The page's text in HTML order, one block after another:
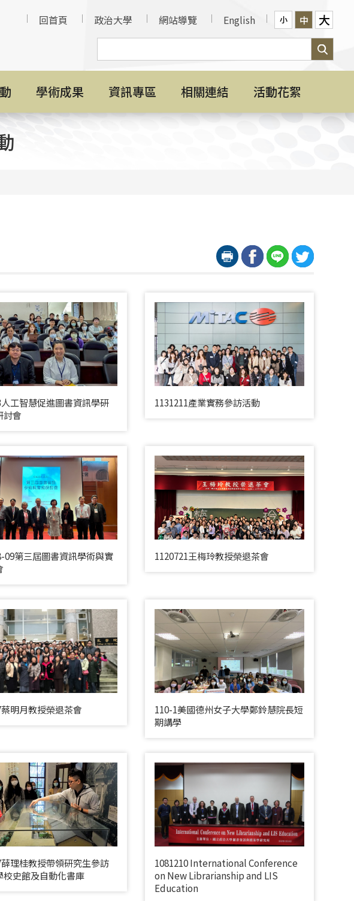
回首頁
政治大學 網站導覽 English 小 中 大
學術成果 資訊專區 相關連結 活動花絮
工智慧促進圖書資訊學研
討會
1131211產業實務參訪活動
09第三屆圖書資訊學術與實
1120721王梅玲教授榮退茶會
明月教授榮退茶會
110-1美國德州女子大學鄭鈴慧院長短
期講學
理桂教授帶領研究生參訪
校史館及自動化書庫
1081210 International Conference
on New Librarianship and LIS
Education